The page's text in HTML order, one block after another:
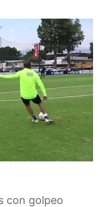
con golpeo